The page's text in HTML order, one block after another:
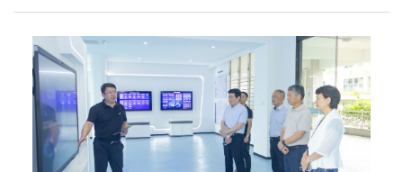
商建汤老师作专题授课。学校领导班子成员、党委各部门及
院全体教师、全体思政辅导员等参加学习会。商建汤老师曾
担任省委宣传部新闻协调小组组长，...